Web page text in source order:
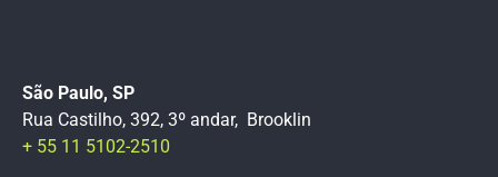
São Paulo, SP
Rua Castilho, 392, 3º andar, Brooklin
+ 55 11 5102-2510